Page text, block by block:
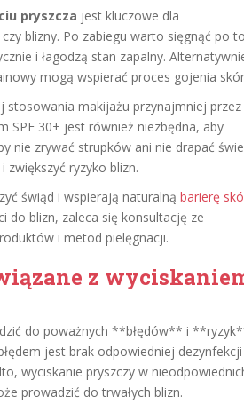
pryszcza jest kluczowe dla
blizny. Po zabiegu warto sięgnąć po
i łagodzą stan zapalny.
mogą wspierać proces gojenia
stosowania makijażu przynajmniej przez
SPF 30+ jest również niezbędna, aby
nie zrywać strupków ani nie drapać
zwiększyć ryzyko blizn.
świąd i wspierają naturalną barierę
do blizn, zaleca się konsultację ze
i metod pielęgnacji.
z
do poważnych **błędów** i
jest brak odpowiedniej
wyciskanie pryszczy w
prowadzić do trwałych blizn.